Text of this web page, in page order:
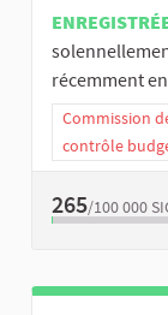
récemment
Commission
contrôle
265/100 000